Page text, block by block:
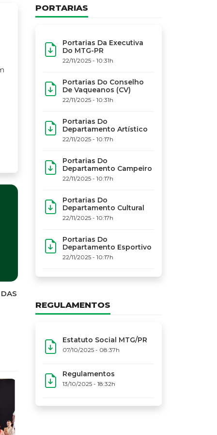
PORTARIAS
Portarias Da Executiva
Do MTG-PR
22/11/2025 - 10:31h
Portarias Do Conselho
De Vaqueanos (CV)
22/11/2025 - 10:31h
Portarias Do
Departamento Artístico
22/11/2025 - 10:17h
Portarias Do
Departamento Campeiro
22/11/2025 - 10:17h
Portarias Do
Departamento Cultural
22/11/2025 - 10:17h
Portarias Do
Departamento Esportivo
22/11/2025 - 10:17h
REGULAMENTOS
Estatuto Social MTG/PR
07/10/2025 - 08:37h
Regulamentos
13/10/2025 - 18:32h